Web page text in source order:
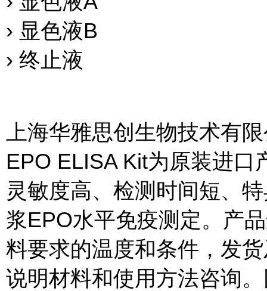
› 显色液B
› 终止液
上海华雅思创生物技术有
EPO ELISA Kit为原装进
灵敏度高、检测时间短、
浆EPO水平免疫测定。产
料要求的温度和条件，发
说明材料和使用方法咨询